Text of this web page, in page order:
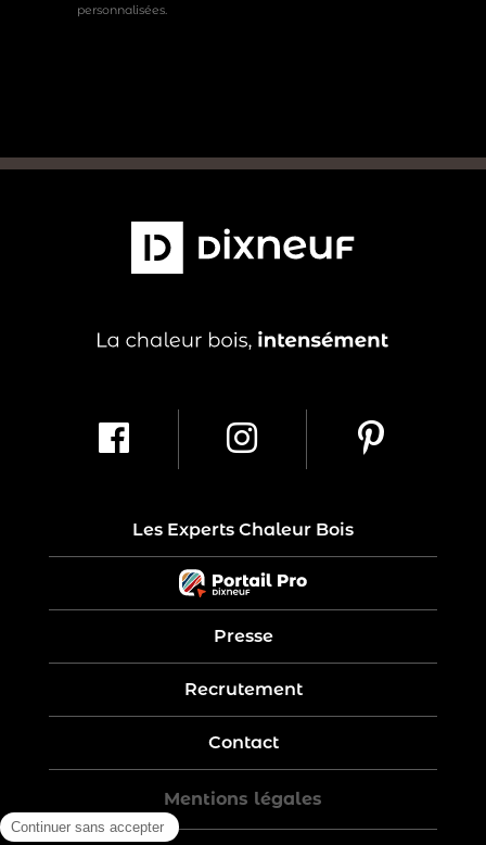
personnalisées.
Les Experts Chaleur Bois
Presse
Recrutement
Contact
Mentions légales